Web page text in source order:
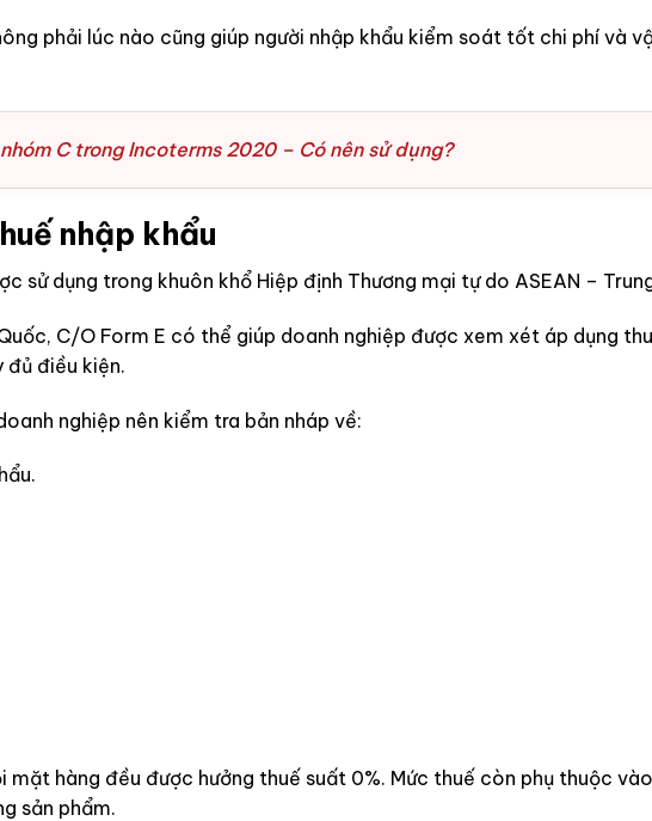
phải lúc nào cũng giúp người nhập khẩu kiểm soát tốt chi phí và
C trong Incoterms 2020 – Có nên sử dụng?
nhập khẩu
sử dụng trong khuôn khổ Hiệp định Thương mại tự do ASEAN –
C/O Form E có thể giúp doanh nghiệp được xem xét áp dụng
đủ điều kiện.
nghiệp nên kiểm tra bản nháp về:
mặt hàng đều được hưởng thuế suất 0%. Mức thuế còn phụ thuộc
sản phẩm.